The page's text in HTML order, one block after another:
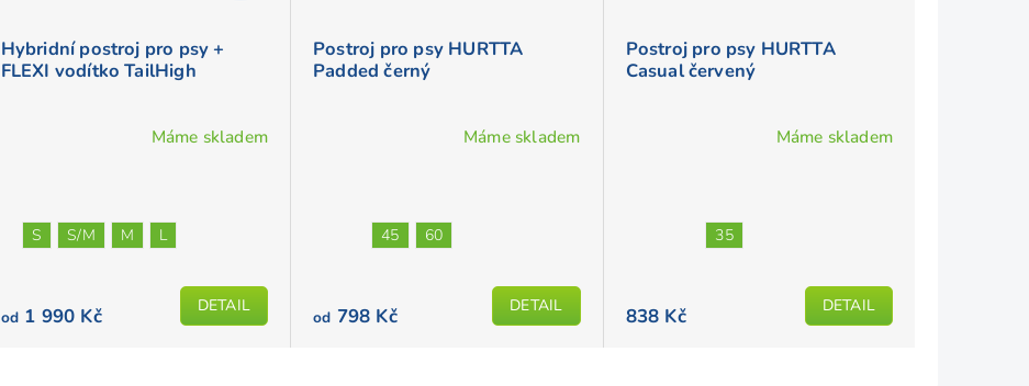
Hybridní postroj pro psy +
FLEXI vodítko TailHigh
Máme skladem
od1 990 Kč DETAIL
S S/M M L
Postroj pro psy HURTTA
Padded černý
Máme skladem
od 798 Kč DETAIL
45 60
Postroj pro psy HURTTA
Casual červený
Máme skladem
838 Kč DETAIL
35